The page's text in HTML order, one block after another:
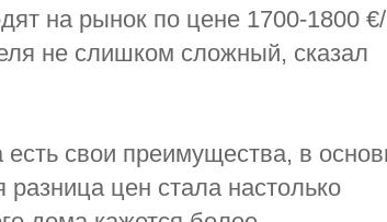
на рынок по цене 1700-1800
не слишком сложный, сказал
есть свои преимущества, в
цен стала настолько